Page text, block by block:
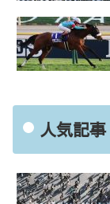
人気記事